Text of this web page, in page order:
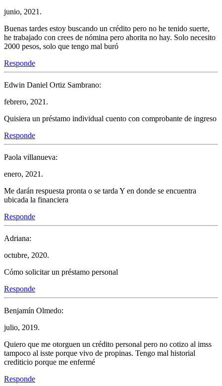
junio, 2021.
Buenas tardes estoy buscando un crédito pero no he tenido suerte,
he trabajado con crees de nómina pero ahorita no hay. Solo necesito
2000 pesos, solo que tengo mal buró
Responde
Edwin Daniel Ortiz Sambrano:
febrero, 2021.
Quisiera un préstamo individual cuento con comprobante de ingreso
Responde
Paola villanueva:
enero, 2021.
Me darán respuesta pronta o se tarda Y en donde se encuentra
ubicada la financiera
Responde
Adriana:
octubre, 2020.
Cómo solicitar un préstamo personal
Responde
Benjamín Olmedo:
julio, 2019.
Quiero que me otorguen un crédito personal pero no cotizo al imss
tampoco al isste porque vivo de propinas. Tengo mal historial
crediticio porque me enfermé
Responde